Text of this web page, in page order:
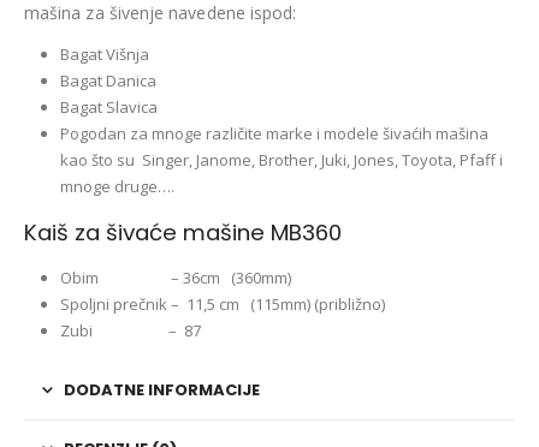
mašina za šivenje navedene ispod:
Bagat Višnja
Bagat Danica
Bagat Slavica
Pogodan za mnoge različite marke i modele šivaćih mašina
kao što su Singer, Janome, Brother, Juki, Jones, Toyota, Pfaff i
mnoge druge….
Kaiš za šivaće mašine MB360
Obim – 36cm (360mm)
Spoljni prečnik – 11,5 cm (115mm) (približno)
Zubi – 87
DODATNE INFORMACIJE